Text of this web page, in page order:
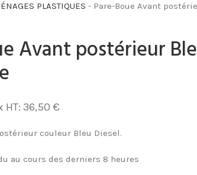
PLASTIQUES - Pare-Boue Avant
Avant postérieur
HT: 36,50 €
couleur Bleu Diesel.
au cours des derniers 8 heures